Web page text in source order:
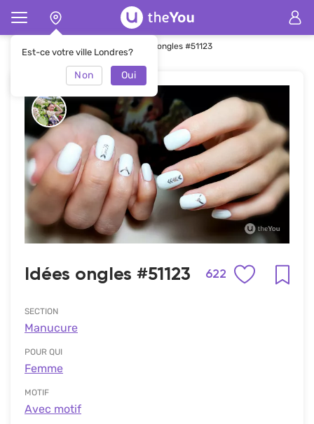
Est-ce votre ville Londres?
Non Oui
Page d'accueil Manucure Idées ongles #51123
Idées ongles #51123 622
SECTION
Manucure
POUR QUI
Femme
MOTIF
Avec motif